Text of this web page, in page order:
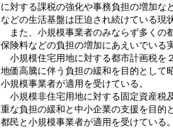
に対する課税の強化や事務負担の増加な
などの生活基盤は圧迫され続けている現
また、小規模事業者のみならず多くの
保険料などの負担の増加にあえいでいる
小規模住宅用地に対する都市計画税を
地価高騰に伴う負担の緩和を目的として
小規模事業者が適用を受けている。
小規模非住宅用地に対する固定資産税
重な負担の緩和と中小企業の支援を目的
都民と小規模事業者が適用を受けている